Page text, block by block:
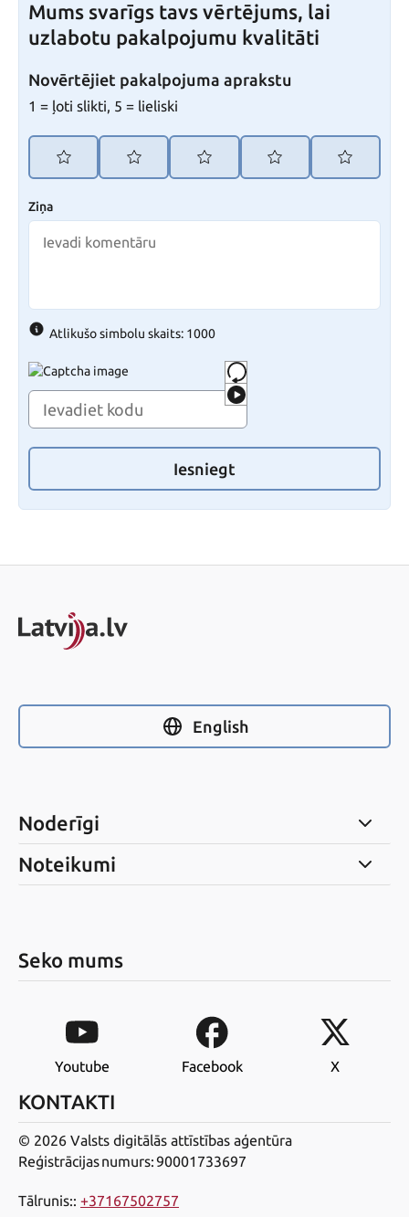
Mums svarīgs tavs vērtējums, lai
uzlabotu pakalpojumu kvalitāti
Novērtējiet pakalpojuma aprakstu
1 = ļoti slikti, 5 = lieliski
Ziņa
Atlikušo simbolu skaits: 1000
Iesniegt
English
Noderīgi
Noteikumi
Seko mums
Youtube Facebook X
KONTAKTI
© 2026 Valsts digitālās attīstības aģentūra
Reģistrācijas numurs: 90001733697
Tālrunis:: +37167502757